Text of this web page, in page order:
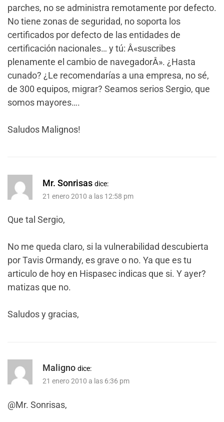
parches, no se administra remotamente por defecto.
No tiene zonas de seguridad, no soporta los
certificados por defecto de las entidades de
certificación nacionales… y tú: Â«suscribes
plenamente el cambio de navegadorÂ». ¿Hasta
cunado? ¿Le recomendarías a una empresa, no sé,
de 300 equipos, migrar? Seamos serios Sergio, que
somos mayores….
Saludos Malignos!
Mr. Sonrisas dice:
21 enero 2010 a las 12:58 pm
Que tal Sergio,
No me queda claro, si la vulnerabilidad descubierta
por Tavis Ormandy, es grave o no. Ya que es tu
articulo de hoy en Hispasec indicas que si. Y ayer?
matizas que no.
Saludos y gracias,
Maligno dice:
21 enero 2010 a las 6:36 pm
@Mr. Sonrisas,